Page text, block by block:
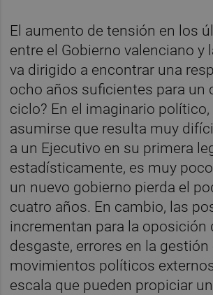
El aumento de tensión en los
entre el Gobierno valenciano y
va dirigido a encontrar una
ocho años suficientes para un
ciclo? En el imaginario político,
asumirse que resulta muy
a un Ejecutivo en su primera
estadísticamente, es muy
un nuevo gobierno pierda el
cuatro años. En cambio, las
incrementan para la oposición
desgaste, errores en la gestión
movimientos políticos
escala que pueden propiciar